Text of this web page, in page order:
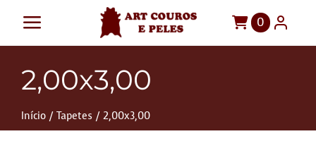
para
conteúdo
Toggle
Tapetes
Pelegos
0
2,00x3,00
Início Tapetes 2,00x3,00